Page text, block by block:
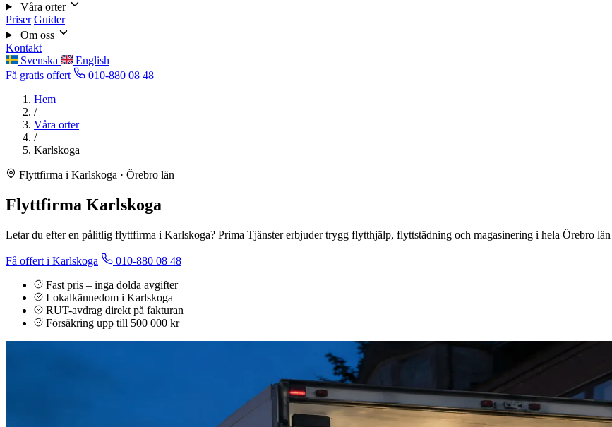
Våra orter
Priser Guider
Om oss
Kontakt
Svenska
English
Få gratis offert
010-880 08 48
Hem
/
Våra orter
/
Karlskoga
Flyttfirma i Karlskoga · Örebro län
Flyttfirma Karlskoga
Letar du efter en pålitlig flyttfirma i Karlskoga? Prima Tjänster erbjuder trygg flytthjälp, flyttstädning och magasinering i hela Örebro
Få offert i Karlskoga
010-880 08 48
Fast pris – inga dolda avgifter
Lokalkännedom i Karlskoga
RUT-avdrag direkt på fakturan
Försäkring upp till 500 000 kr